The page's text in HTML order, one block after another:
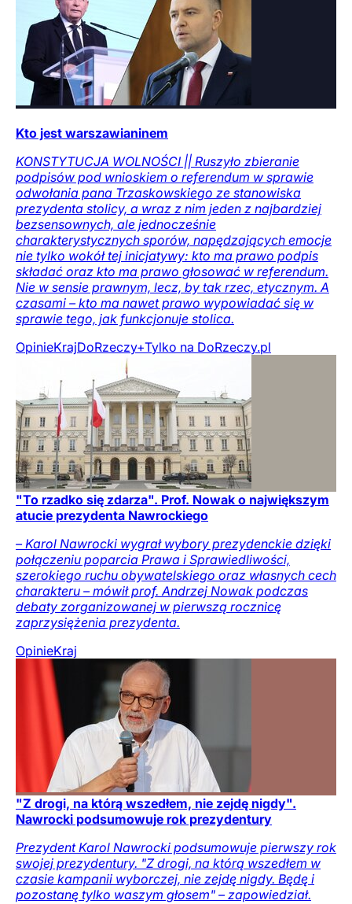
Kto jest warszawianinem
KONSTYTUCJA WOLNOŚCI || Ruszyło zbieranie
podpisów pod wnioskiem o referendum w sprawie
odwołania pana Trzaskowskiego ze stanowiska
prezydenta stolicy, a wraz z nim jeden z najbardziej
bezsensownych, ale jednocześnie
charakterystycznych sporów, napędzających emocje
nie tylko wokół tej inicjatywy: kto ma prawo podpis
składać oraz kto ma prawo głosować w referendum.
Nie w sensie prawnym, lecz, by tak rzec, etycznym. A
czasami – kto ma nawet prawo wypowiadać się w
sprawie tego, jak funkcjonuje stolica.
OpinieKrajDoRzeczy+Tylko na DoRzeczy.pl
"To rzadko się zdarza". Prof. Nowak o największym
atucie prezydenta Nawrockiego
– Karol Nawrocki wygrał wybory prezydenckie dzięki
połączeniu poparcia Prawa i Sprawiedliwości,
szerokiego ruchu obywatelskiego oraz własnych cech
charakteru – mówił prof. Andrzej Nowak podczas
debaty zorganizowanej w pierwszą rocznicę
zaprzysiężenia prezydenta.
OpinieKraj
"Z drogi, na którą wszedłem, nie zejdę nigdy".
Nawrocki podsumowuje rok prezydentury
Prezydent Karol Nawrocki podsumowuje pierwszy rok
swojej prezydentury. "Z drogi, na którą wszedłem w
czasie kampanii wyborczej, nie zejdę nigdy. Będę i
pozostanę tylko waszym głosem" – zapowiedział.